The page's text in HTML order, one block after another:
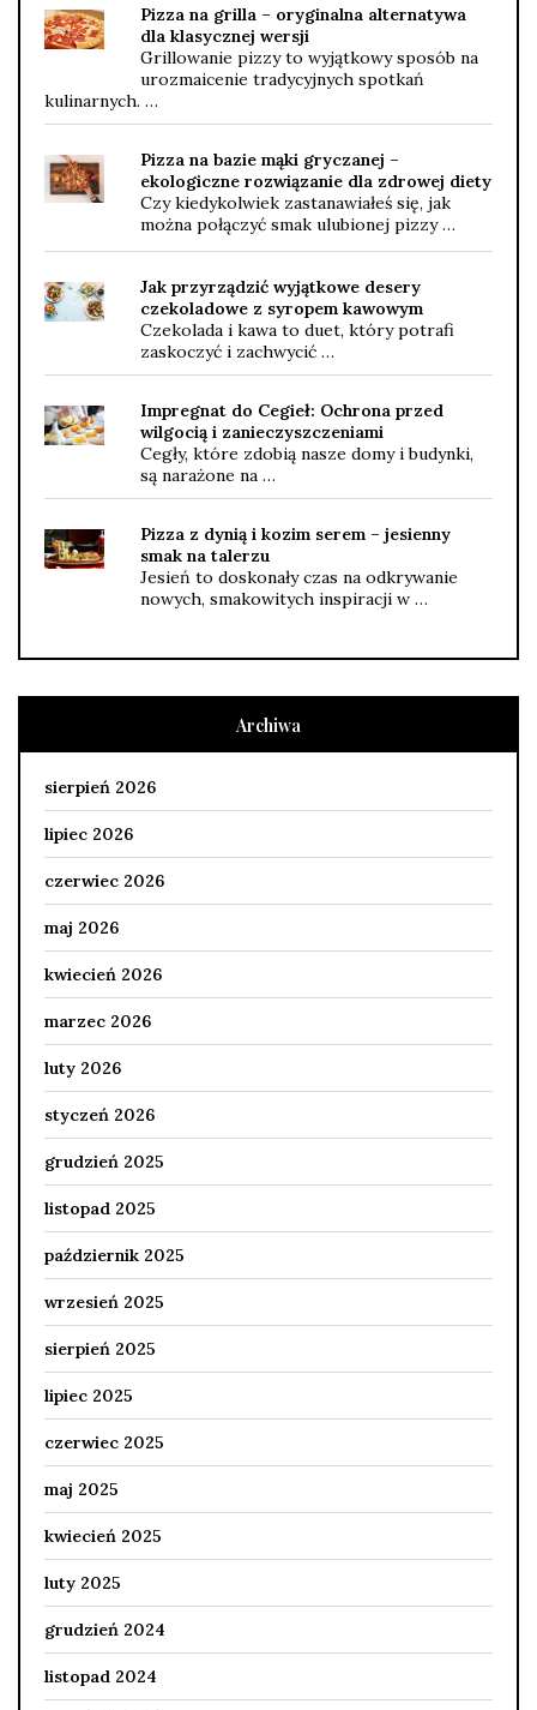
Pizza na grilla – oryginalna alternatywa
dla klasycznej wersji
Grillowanie pizzy to wyjątkowy sposób na
urozmaicenie tradycyjnych spotkań
kulinarnych. …
Pizza na bazie mąki gryczanej –
ekologiczne rozwiązanie dla zdrowej diety
Czy kiedykolwiek zastanawiałeś się, jak
można połączyć smak ulubionej pizzy …
Jak przyrządzić wyjątkowe desery
czekoladowe z syropem kawowym
Czekolada i kawa to duet, który potrafi
zaskoczyć i zachwycić …
Impregnat do Cegieł: Ochrona przed
wilgocią i zanieczyszczeniami
Cegły, które zdobią nasze domy i budynki,
są narażone na …
Pizza z dynią i kozim serem – jesienny
smak na talerzu
Jesień to doskonały czas na odkrywanie
nowych, smakowitych inspiracji w …
Archiwa
sierpień 2026
lipiec 2026
czerwiec 2026
maj 2026
kwiecień 2026
marzec 2026
luty 2026
styczeń 2026
grudzień 2025
listopad 2025
październik 2025
wrzesień 2025
sierpień 2025
lipiec 2025
czerwiec 2025
maj 2025
kwiecień 2025
luty 2025
grudzień 2024
listopad 2024